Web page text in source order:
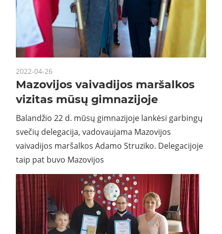
2022-04-26
Mazovijos vaivadijos maršalkos
vizitas mūsų gimnazijoje
Balandžio 22 d. mūsų gimnazijoje lankėsi garbingų
svečių delegacija, vadovaujama Mazovijos
vaivadijos maršalkos Adamo Struziko. Delegacijoje
taip pat buvo Mazovijos